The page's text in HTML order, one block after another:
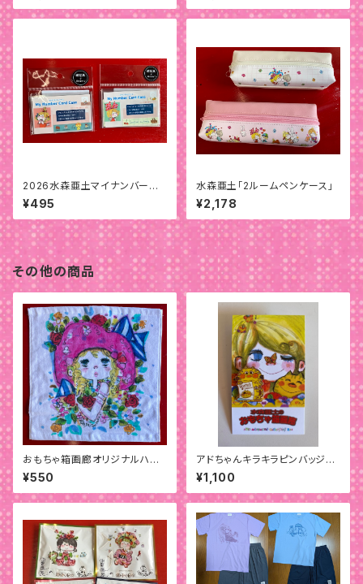
2026水森亜土マイナンバーカ
ードケース
¥495
水森亜土「2ルームペンケース」
¥2,178
その他の商品
おもちゃ箱画廊オリジナルハン
ドタオル「アンシャンテ」
¥550
アドちゃんキラキラピンバッジ
「ウォンテッド」
¥1,100